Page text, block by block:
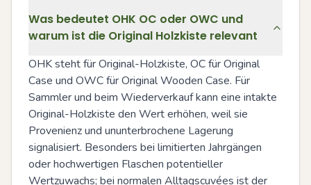
Was bedeutet OHK OC oder OWC und
warum ist die Original Holzkiste relevant
OHK steht für Original-Holzkiste, OC für Original
Case und OWC für Original Wooden Case. Für
Sammler und beim Wiederverkauf kann eine intakte
Original-Holzkiste den Wert erhöhen, weil sie
Provenienz und ununterbrochene Lagerung
signalisiert. Besonders bei limitierten Jahrgängen
oder hochwertigen Flaschen potentieller
Wertzuwachs; bei normalen Alltagscuvées ist der